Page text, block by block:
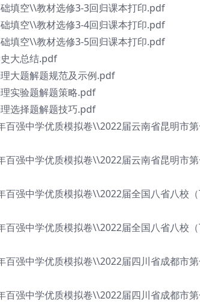
填空\\教材选修3-3回归课本打印.pdf
填空\\教材选修3-4回归课本打印.pdf
填空\\教材选修3-5回归课本打印.pdf
大总结.pdf
大题解题规范及示例.pdf
实验题解题策略.pdf
选择题解题技巧.pdf
强中学优质模拟卷\\2022届云南省昆明市
强中学优质模拟卷\\2022届云南省昆明市
强中学优质模拟卷\\2022届全国八省八校
强中学优质模拟卷\\2022届全国八省八校
强中学优质模拟卷\\2022届四川省成都市
强中学优质模拟卷\\2022届四川省成都市